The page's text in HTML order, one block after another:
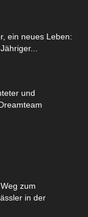
ein neues Leben:
und
zum
in der